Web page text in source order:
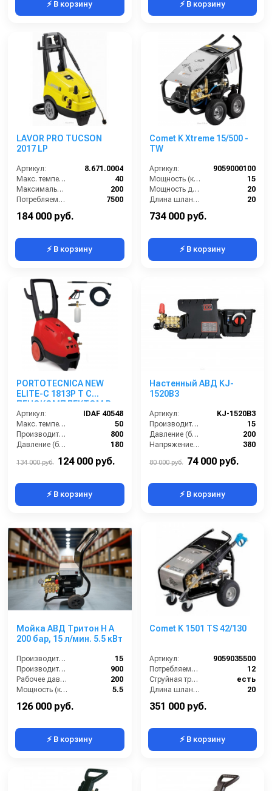
⚡ В корзину ⚡ В корзину
LAVOR PRO TUCSON
2017 LP
Артикул:
8.671.0004
Макс. температура воды (°C):
40
Максимальное давление (бар):
200
Потребляемая мощность (кВт):
7500
184 000 руб.
⚡ В корзину
Comet K Xtreme 15/500 -
TW
Артикул:
9059000100
Мощность (кВт):
15
Мощность двигателя (лс):
20
Длина шланга ВД (м):
20
734 000 руб.
⚡ В корзину
PORTOTECNICA NEW
ELITE-C 1813P T С
ПЕНОКОМПЛЕКТОМ В
СБОРЕ
Артикул:
IDAF 40548
Макс. температура воды (°C):
50
Производительность (л/ч):
800
Давление (бар):
180
4700
134 000 руб. 124 000 руб.
⚡ В корзину
Настенный АВД KJ-
1520B3
Артикул:
KJ-1520B3
Производительность (л/мин):
15
Давление (бар):
200
Напряжение (В):
380
80 000 руб. 74 000 руб.
⚡ В корзину
Мойка АВД Тритон H A
200 бар, 15 л/мин. 5.5 кВт
Производительность (л/мин):
15
Производительность (л/ч):
900
Рабочее давление (бар):
200
Мощность (кВт):
5.5
126 000 руб.
⚡ В корзину
Comet K 1501 TS 42/130
Артикул:
9059035500
Потребляемая мощность (Вт):
12
Струйная трубка (копьё):
есть
Длина шланга ВД (м):
20
351 000 руб.
⚡ В корзину